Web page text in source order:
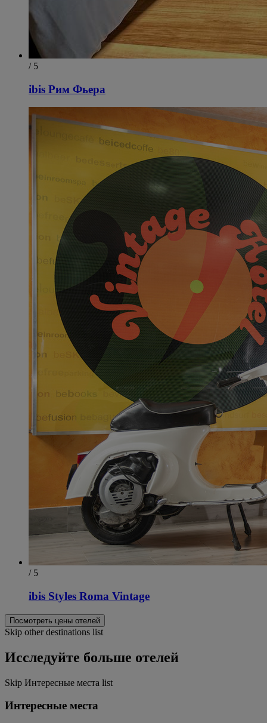
/ 5
ibis Рим Фьера
/ 5
ibis Styles Roma Vintage
Посмотреть цены отелей
Skip other destinations list
Исследуйте больше отелей
Skip Интересные места list
Интересные места